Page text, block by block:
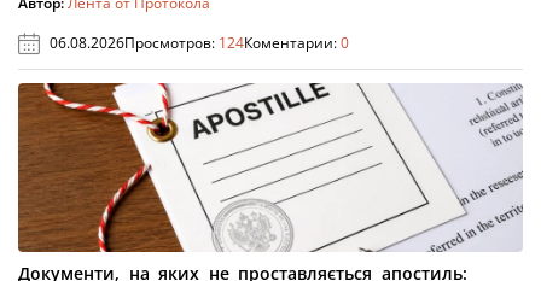
06.08.2026Просмотров: 124Коментарии:0
Документи, на яких не проставляється апостиль: